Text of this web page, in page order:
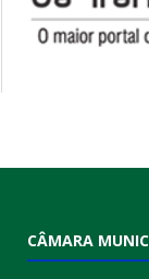
CÂMARA